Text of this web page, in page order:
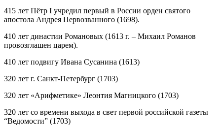
415 лет Пётр I учредил первый в России орден святого
апостола Андрея Первозванного (1698).
410 лет династии Романовых (1613 г. – Михаил Романов
провозглашен царем).
410 лет подвигу Ивана Сусанина (1613)
320 лет г. Санкт-Петербург (1703)
320 лет «Арифметике» Леонтия Магницкого (1703)
320 лет со времени выхода в свет первой российской газеты
“Ведомости” (1703)